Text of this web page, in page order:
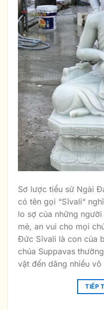
Sơ lược tiểu sử Ngài
có tên gọi “Sīvali“
lo sợ của những
mẻ, an vui cho mọi
Đức Sīvali là con của
chúa Suppavas
vật đến dâng nhiều
TIẾP